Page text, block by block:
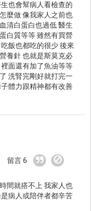
也會幫病人看檢查的
麼做 像我家人之前也
清白蛋白也過低 醫生
白質等等 雖然有買營
飯也都吃的很少 後來
養針 也就是斯莫克必
面還有加了魚油等等
洗腎完剛好就打完一
體力跟精神都有改善
留言 6
間就搭不上 我家人也
病人或陪伴者都辛苦